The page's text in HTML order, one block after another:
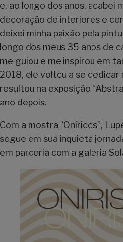
e, ao longo dos anos, acabei
decoração de interiores e
deixei minha paixão pela
longo dos meus 35 anos de
me guiou e me inspirou em
2018, ele voltou a se dedicar
resultou na exposição
ano depois.
Com a mostra “Oníricos”,
segue em sua inquieta
em parceria com a galeria